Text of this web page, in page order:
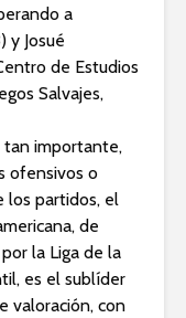
a
y Josué
de Estudios
Salvajes,
tan importante,
ofensivos o
los partidos, el
de
la Liga de la
es el sublíder
valoración, con